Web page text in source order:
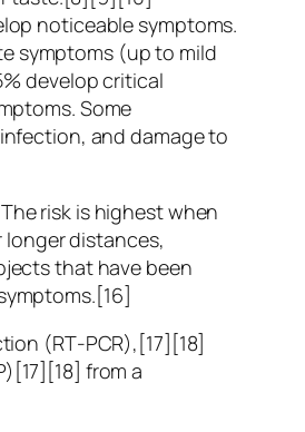
noticeable symptoms.
symptoms (up to mild
develop critical
Some
and damage to
risk is highest when
longer distances,
that have been
(RT‑PCR),[17][18]
from a